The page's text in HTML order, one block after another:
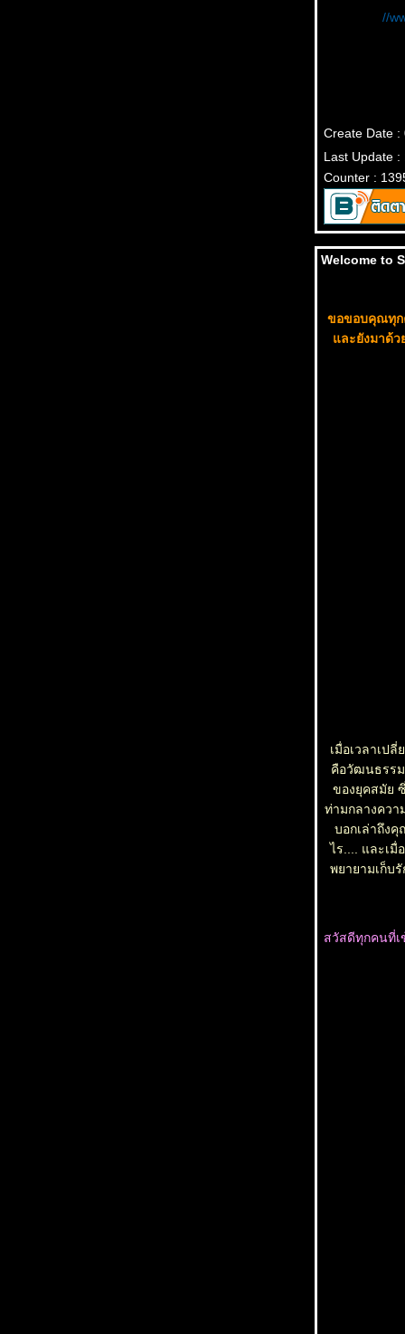
//
Create Date
Last Update
Counter :
Welcome to
ขอขอบคุณทุก
ละยังมาด้ว
เมื่อเวลาเป
คือวัฒนธรรม
ของยุคสมัย
ท่ามกลางควา
บอกเล่าถึง
ไร.... และเมื่
พยายามเก็บ
สวัสดีทุกคนที่เ